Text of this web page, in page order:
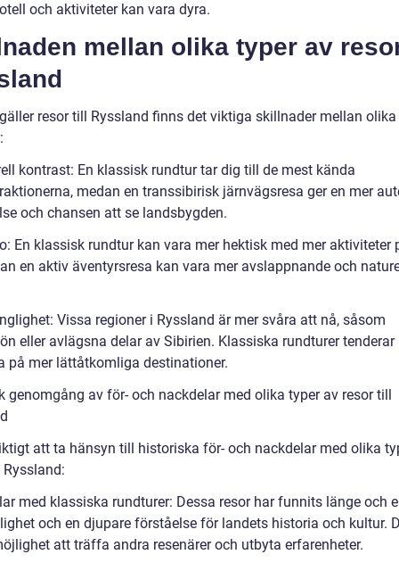
och aktiviteter kan vara dyra.
mellan olika typer av
resor till Ryssland finns det viktiga skillnader mellan olika
kontrast: En klassisk rundtur tar dig till de mest kända
medan en transsibirisk järnvägsresa ger en mer
och chansen att se landsbygden.
En klassisk rundtur kan vara mer hektisk med mer aktiviteter
en aktiv äventyrsresa kan vara mer avslappnande och
Vissa regioner i Ryssland är mer svåra att nå, såsom
eller avlägsna delar av Sibirien. Klassiska rundturer tenderar
på mer lättåtkomliga destinationer.
genomgång av för- och nackdelar med olika typer av resor till
att ta hänsyn till historiska för- och nackdelar med olika
med klassiska rundturer: Dessa resor har funnits länge och
och en djupare förståelse för landets historia och kultur.
att träffa andra resenärer och utbyta erfarenheter.